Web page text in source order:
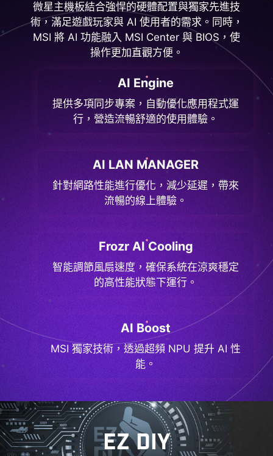
微星主機板結合強悍的硬體配置與獨家先進技
術，滿足遊戲玩家與 AI 使用者的需求。同時，
MSI 將 AI 功能融入 MSI Center 與 BIOS，使
操作更加直觀方便。
AI Engine
提供多項同步專案，自動優化應用程式運
行，營造流暢舒適的使用體驗。
AI LAN MANAGER
針對網路性能進行優化，減少延遲，帶來
流暢的線上體驗。
Frozr AI Cooling
智能調節風扇速度，確保系統在涼爽穩定
的高性能狀態下運行。
AI Boost
MSI 獨家技術，透過超頻 NPU 提升 AI 性
能。
EZ DIY